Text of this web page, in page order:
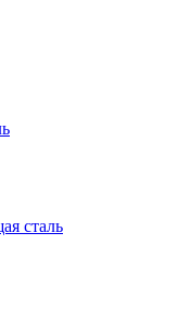
сталь